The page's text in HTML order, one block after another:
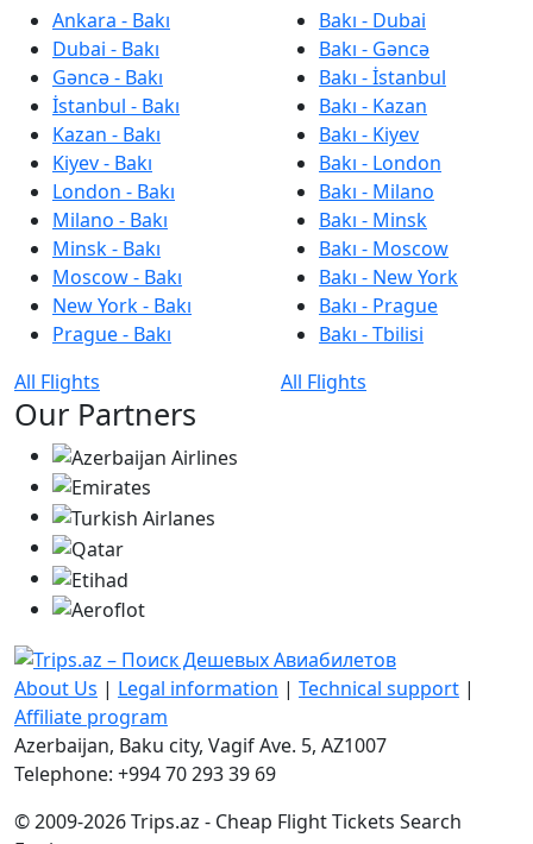
Ankara - Bakı
Dubai - Bakı
Gəncə - Bakı
İstanbul - Bakı
Kazan - Bakı
Kiyev - Bakı
London - Bakı
Milano - Bakı
Minsk - Bakı
Moscow - Bakı
New York - Bakı
Prague - Bakı
All Flights
Bakı - Dubai
Bakı - Gəncə
Bakı - İstanbul
Bakı - Kazan
Bakı - Kiyev
Bakı - London
Bakı - Milano
Bakı - Minsk
Bakı - Moscow
Bakı - New York
Bakı - Prague
Bakı - Tbilisi
All Flights
Our Partners
About Us | Legal information | Technical support |
Affiliate program
Azerbaijan, Baku city, Vagif Ave. 5, AZ1007
Telephone: +994 70 293 39 69
© 2009-2026 Trips.az - Cheap Flight Tickets Search